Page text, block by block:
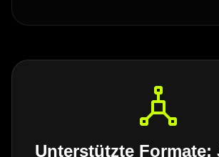
Unterstützte Formate: